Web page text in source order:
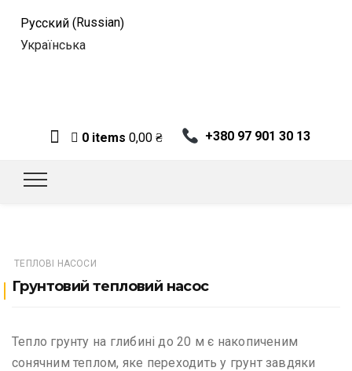
Русский (Russian)
Українська
0 items 0,00 ₴ +380 97 901 30 13
ТЕПЛОВІ НАСОСИ
Грунтовий тепловий насос
Тепло грунту на глибині до 20 м є накопиченим
сонячним теплом, яке переходить у грунт завдяки